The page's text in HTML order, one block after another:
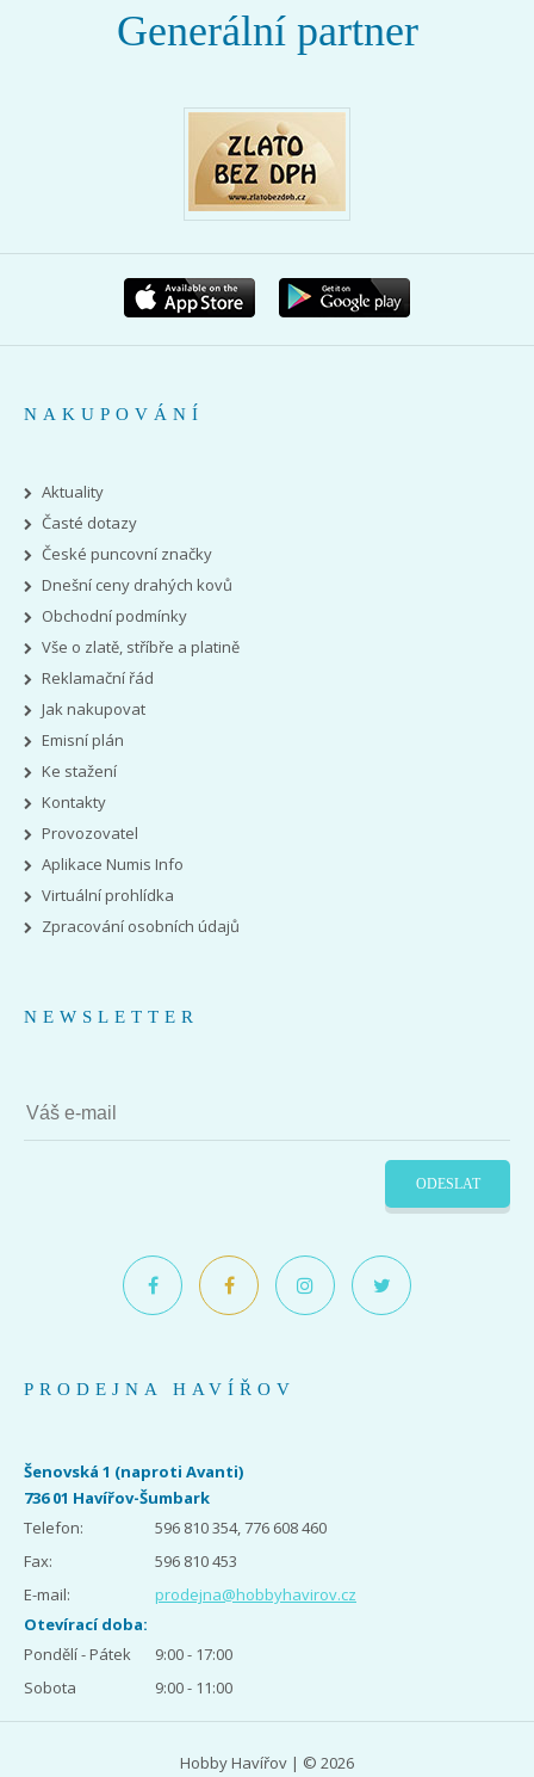
Generální partner
NAKUPOVÁNÍ
Aktuality
Časté dotazy
České puncovní značky
Dnešní ceny drahých kovů
Obchodní podmínky
Vše o zlatě, stříbře a platině
Reklamační řád
Jak nakupovat
Emisní plán
Ke stažení
Kontakty
Provozovatel
Aplikace Numis Info
Virtuální prohlídka
Zpracování osobních údajů
NEWSLETTER
ODESLAT
PRODEJNA HAVÍŘOV
Šenovská 1 (naproti Avanti)
736 01 Havířov-Šumbark
Telefon:
596 810 354, 776 608 460
Fax:
596 810 453
E-mail:
prodejna@hobbyhavirov.cz
Otevírací doba:
Pondělí - Pátek
9:00 - 17:00
Sobota
9:00 - 11:00
Hobby Havířov | © 2026